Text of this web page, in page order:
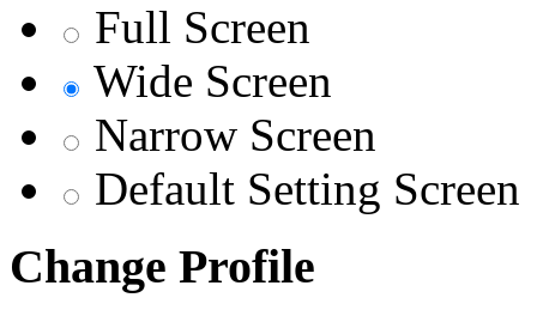
Full Screen
Wide Screen
Narrow Screen
Default Setting Screen
Change Profile